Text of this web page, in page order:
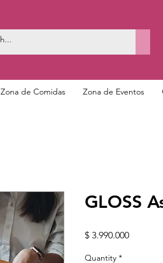
Zona de Comidas Zona de Eventos
GLOSS
$ 3.990.000Price
Quantity *